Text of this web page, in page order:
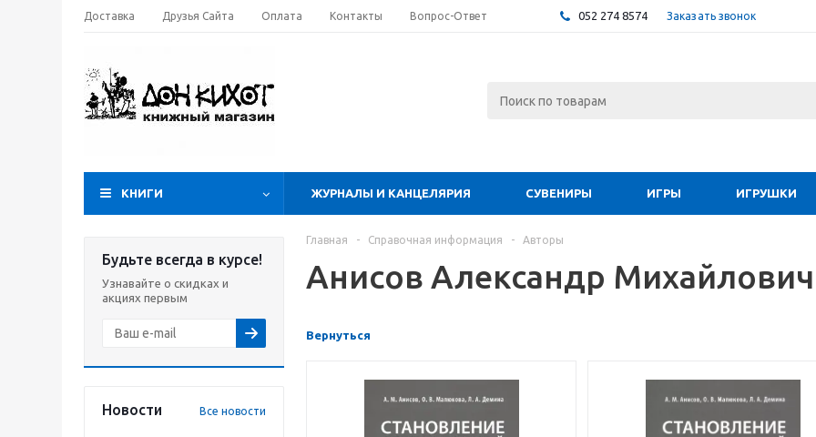
Доставка Друзья Сайта Оплата Контакты Вопрос-Ответ 052 274 8574 Заказать звонок
КНИГИ ЖУРНАЛЫ И КАНЦЕЛЯРИЯ СУВЕНИРЫ ИГРЫ ИГРУШКИ
Будьте всегда в курсе!
Узнавайте о скидках и
акциях первым
Новости Все новости
Главная - Справочная информация - Авторы
Анисов Александр Михайлович
Вернуться